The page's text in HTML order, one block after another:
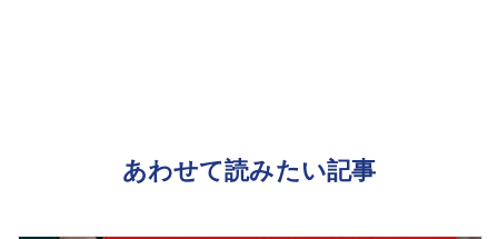
あわせて読みたい記事